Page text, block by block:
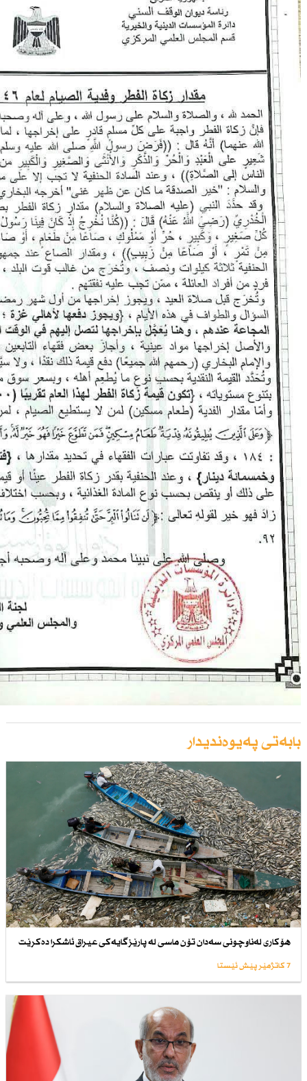
بابەتی پەیوەندیدار
هۆكاری لەناوچونی سەدان تۆن ماسی لە پارێزگایەكی عیراق ئاشكرا دەكرێت
7 کاتژمێر پێش ئێستا